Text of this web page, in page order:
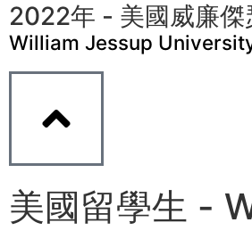
2022年 - 美國威廉傑
William Jessup
美國留學生 -